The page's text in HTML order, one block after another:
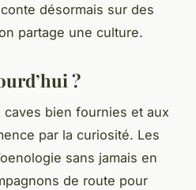
désormais sur des
partage une culture.
?
bien fournies et aux
par la curiosité. Les
sans jamais en
de route pour